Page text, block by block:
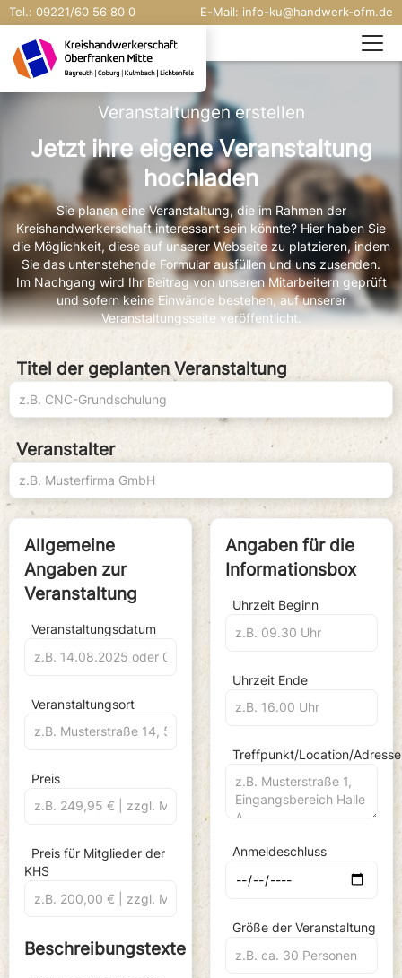
Tel.: 09221/60 56 80 0 E-Mail: info-ku@handwerk-ofm.de
Veranstaltungen erstellen
Jetzt ihre eigene Veranstaltung
hochladen
Sie planen eine Veranstaltung, die im Rahmen der
Kreishandwerkerschaft interessant sein könnte? Hier haben Sie
die Möglichkeit, diese auf unserer Webseite zu platzieren, indem
Sie das untenstehende Formular ausfüllen und uns zusenden.
Im Nachgang wird Ihr Beitrag von unseren Mitarbeitern geprüft
und sofern keine Einwände bestehen, auf unserer
Veranstaltungsseite veröffentlicht.
Titel der geplanten Veranstaltung
Veranstalter
Allgemeine
Angaben zur
Veranstaltung
Veranstaltungsdatum
Veranstaltungsort
Preis
Preis für Mitglieder der
KHS
Beschreibungstexte
Angaben für die
Informationsbox
Uhrzeit Beginn
Uhrzeit Ende
Treffpunkt/Location/Adresse
Anmeldeschluss
Größe der Veranstaltung